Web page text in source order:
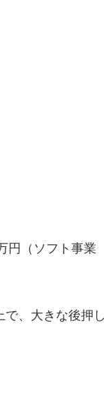
円（ソフト事業
で、大きな後押